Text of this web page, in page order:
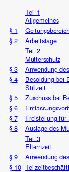
Teil 1
Allgemeines
§ 1
Geltungsbereich
§ 2
Arbeitstage
Teil 2
Mutterschutz
§ 3
Anwendung
§ 4
Besoldung bei
Stillzeit
§ 5
Zuschuss bei
§ 6
§ 7
Freistellung für
§ 8
Auslage des
Teil 3
Elternzeit
§ 9
Anwendung
§ 10